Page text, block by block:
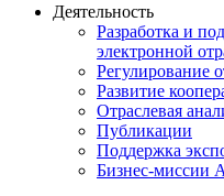
Деятельность
Разработка и
электронной
Регулирование
Развитие
Отраслевая
Публикации
Поддержка
Бизнес-миссии